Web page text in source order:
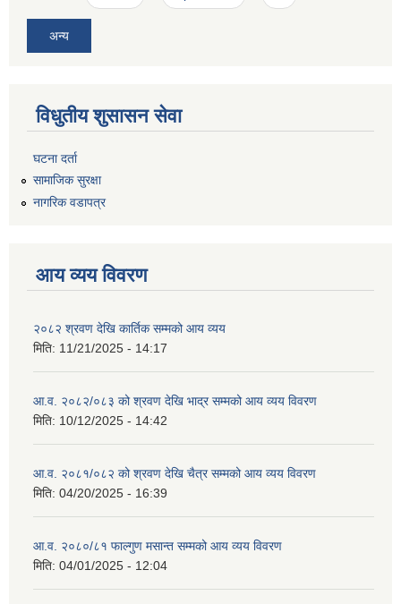
अन्य
विधुतीय शुसासन सेवा
घटना दर्ता
सामाजिक सुरक्षा
नागरिक वडापत्र
आय व्यय विवरण
२०८२ श्रवण देखि कार्तिक सम्मको आय व्यय
मिति: 11/21/2025 - 14:17
आ.व. २०८२/०८३ को श्रवण देखि भाद्र सम्मको आय व्यय विवरण
मिति: 10/12/2025 - 14:42
आ.व. २०८१/०८२ को श्रवण देखि चैत्र सम्मको आय व्यय विवरण
मिति: 04/20/2025 - 16:39
आ.व. २०८०/८१ फाल्गुण मसान्त सम्मको आय व्यय विवरण
मिति: 04/01/2025 - 12:04